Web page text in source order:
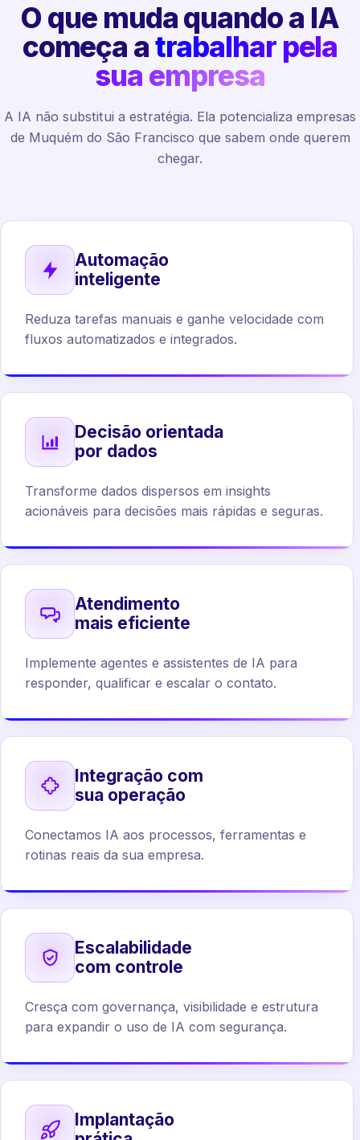
O que muda quando a IA
começa atrabalhar pela
sua empresa
A IA não substitui a estratégia. Ela potencializa empresas
de Muquém do São Francisco que sabem onde querem
chegar.
Automação
inteligente
Reduza tarefas manuais e ganhe velocidade com
fluxos automatizados e integrados.
Decisão orientada
por dados
Transforme dados dispersos em insights
acionáveis para decisões mais rápidas e seguras.
Atendimento
mais eficiente
Implemente agentes e assistentes de IA para
responder, qualificar e escalar o contato.
Integração com
sua operação
Conectamos IA aos processos, ferramentas e
rotinas reais da sua empresa.
Escalabilidade
com controle
Cresça com governança, visibilidade e estrutura
para expandir o uso de IA com segurança.
Implantação